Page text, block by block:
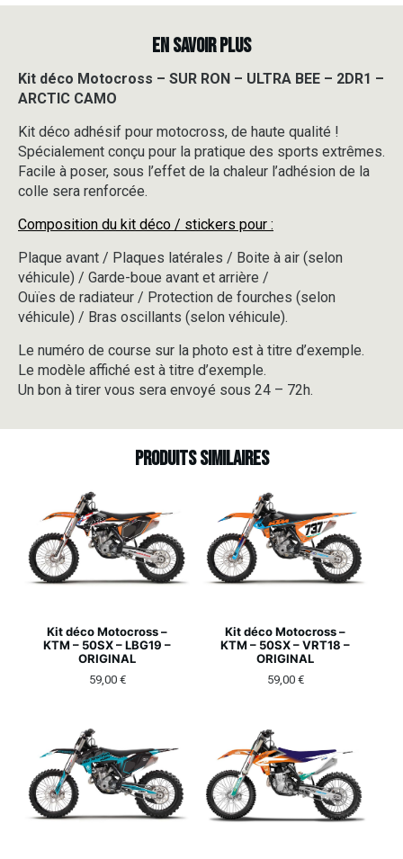
Motocross
-
ULTRA
-
2DR1
-
ARCTIC
CAMO
EN SAVOIR PLUS
Kit déco Motocross – SUR RON – ULTRA BEE – 2DR1 –
ARCTIC CAMO
Kit déco adhésif pour motocross, de haute qualité !
Spécialement conçu pour la pratique des sports extrêmes.
Facile à poser, sous l’effet de la chaleur l’adhésion de la
colle sera renforcée.
Composition du kit déco / stickers pour :
Plaque avant / Plaques latérales / Boite à air (selon
véhicule) / Garde-boue avant et arrière /
Ouïes de radiateur / Protection de fourches (selon
véhicule) / Bras oscillants (selon véhicule).
Le numéro de course sur la photo est à titre d’exemple.
Le modèle affiché est à titre d’exemple.
Un bon à tirer vous sera envoyé sous 24 – 72h.
Produits similaires
Kit déco Motocross –
KTM – 50SX – LBG19 –
ORIGINAL
59,00 €
Kit déco Motocross –
KTM – 50SX – VRT18 –
ORIGINAL
59,00 €